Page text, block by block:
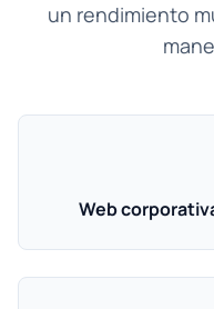
un rendimiento
Web